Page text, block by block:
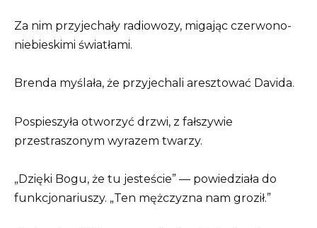
Za nim przyjechały radiowozy, migając czerwono-
niebieskimi światłami.
Brenda myślała, że przyjechali aresztować Davida.
Pospieszyła otworzyć drzwi, z fałszywie
przestraszonym wyrazem twarzy.
„Dzięki Bogu, że tu jesteście” — powiedziała do
funkcjonariuszy. „Ten mężczyzna nam groził.”